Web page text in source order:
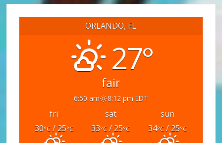
ORLANDO, FL
27°
fair
6:50 am 8:12 pm EDT
fri sat
sun
30°C/ 25°C 33°C / 25°C 34°C / 25°C